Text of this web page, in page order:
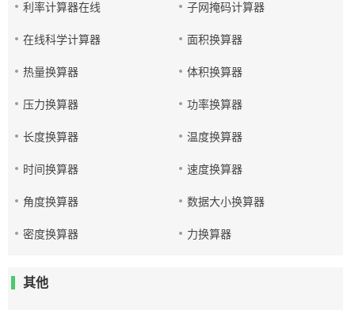
利率计算器在线 子网掩码计算器
在线科学计算器 面积换算器
热量换算器 体积换算器
压力换算器 功率换算器
长度换算器 温度换算器
时间换算器 速度换算器
角度换算器 数据大小换算器
密度换算器 力换算器
其他